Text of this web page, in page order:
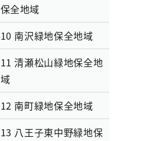
保全地域
10 南沢緑地保全地域
11 清瀬松山緑地保全地
域
12 南町緑地保全地域
13 八王子東中野緑地保